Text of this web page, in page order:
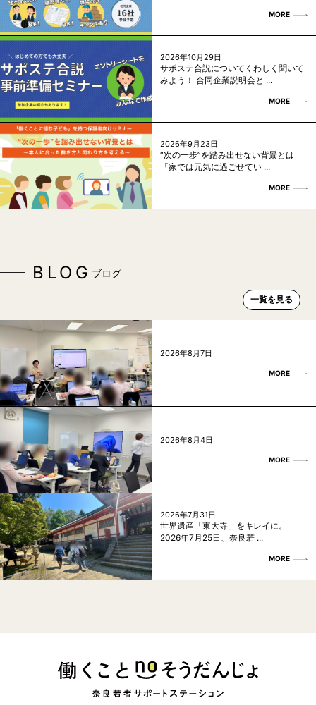
MORE
2026年10月29日
サポステ合説についてくわしく聞いて
みよう！ 合同企業説明会と ...
MORE
2026年9月23日
“次の一歩”を踏み出せない背景とは
「家では元気に過ごせてい ...
MORE
BLOG ブログ
一覧を見る
2026年8月7日
MORE
2026年8月4日
MORE
2026年7月31日
世界遺産「東大寺」をキレイに。
2026年7月25日、奈良若 ...
MORE